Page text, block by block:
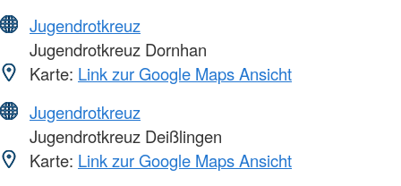
Jugendrotkreuz
Jugendrotkreuz Dornhan
Karte: Link zur Google Maps Ansicht
Jugendrotkreuz
Jugendrotkreuz Deißlingen
Karte: Link zur Google Maps Ansicht